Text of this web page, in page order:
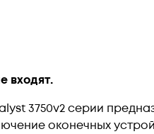
входят.
3750v2 серии
оконечных